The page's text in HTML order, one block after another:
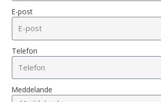
E-post
Telefon
Meddelande